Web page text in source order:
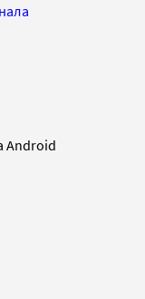
Android